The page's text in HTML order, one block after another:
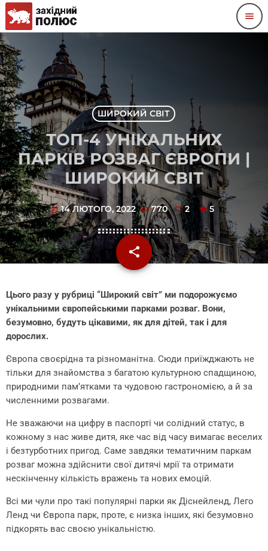
menu
ШИРОКИЙ СВІТ
ТОП-4 УНІКАЛЬНИХ
ПАРКІВ РОЗВАГ ЄВРОПИ |
ШИРОКИЙ СВІТ
today 14 ЛЮТОГО, 2022 770 2 5
share
email
Цього разу у рубриці “Широкий світ” ми подорожуємо
унікальними європейськими парками розваг. Вони,
безумовно, будуть цікавими, як для дітей, так і для
дорослих.
Європа своєрідна та різноманітна. Сюди приїжджають не
тільки для знайомства з багатою культурною спадщиною,
природними пам’ятками та чудовою гастрономією, а й за
численними розвагами.
Не зважаючи на цифру в паспорті чи солідний статус, в
кожному з нас живе дитя, яке час від часу вимагає веселих
і безтурботних пригод. Саме завдяки тематичним паркам
розваг можна здійснити свої дитячі мрії та отримати
нескінченну кількість вражень та нових емоцій.
Всі ми чули про такі популярні парки як Діснейленд, Лего
Ленд чи Європа парк, проте, є низка інших, які безумовно
підкорять вас своєю унікальністю.